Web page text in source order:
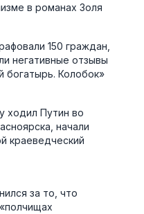
в романах Золя
150 граждан,
негативные отзывы
богатырь. Колобок»
ходил Путин во
начали
краеведческий
за то, что